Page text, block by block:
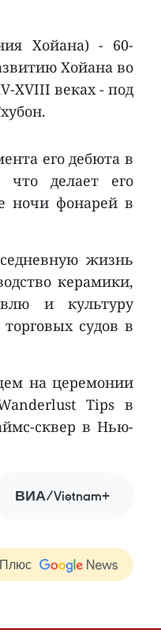
Хойана) - 60-
Хойана во
XVIII веках - под
его дебюта в
что делает его
ночи фонарей в
жизнь
керамики,
и культуру
судов в
на церемонии
Tips в
сквер в Нью-
ВИА/Vietnam+